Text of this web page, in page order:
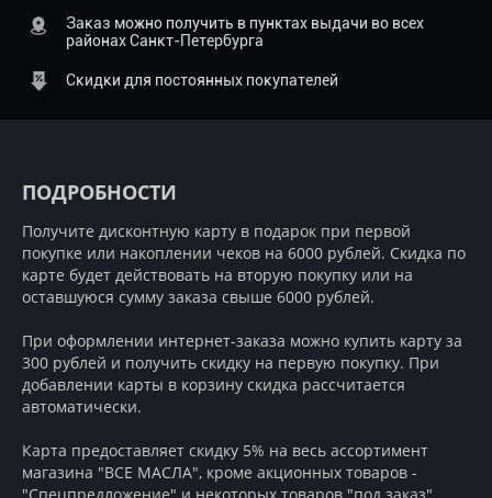
Заказ можно получить в пунктах выдачи во всех
районах Санкт-Петербурга
Скидки для постоянных покупателей
ПОДРОБНОСТИ
Получите дисконтную карту в подарок при первой
покупке или накоплении чеков на 6000 рублей. Скидка по
карте будет действовать на вторую покупку или на
оставшуюся сумму заказа свыше 6000 рублей.
При оформлении интернет-заказа можно купить карту за
300 рублей и получить скидку на первую покупку. При
добавлении карты в корзину скидка рассчитается
автоматически.
Карта предоставляет скидку 5% на весь ассортимент
магазина "ВСЕ МАСЛА", кроме акционных товаров -